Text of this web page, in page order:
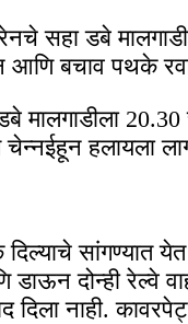
सहा डबे
आणि बचाव पथके
20.30
चेन्नईहून हलायला
दिल्याचे
दोन्ही रेल्वे
दिला नाही.